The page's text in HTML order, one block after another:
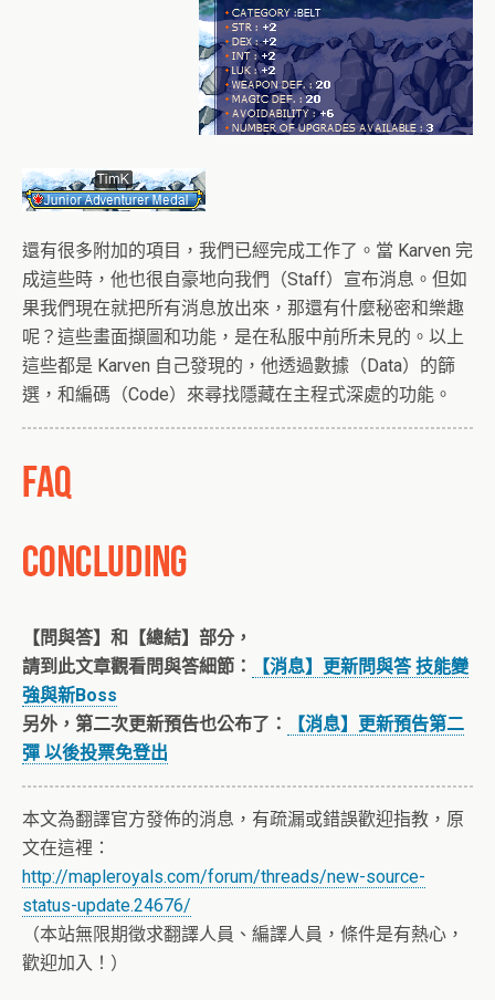
還有很多附加的項目，我們已經完成工作了。當 Karven 完
成這些時，他也很自豪地向我們（Staff）宣布消息。但如
果我們現在就把所有消息放出來，那還有什麼秘密和樂趣
呢？這些畫面擷圖和功能，是在私服中前所未見的。以上
這些都是 Karven 自己發現的，他透過數據（Data）的篩
選，和編碼（Code）來尋找隱藏在主程式深處的功能。
【問與答】和【總結】部分，
請到此文章觀看問與答細節：
【消息】更新問與答 技能變
強與新Boss
另外，第二次更新預告也公布了：
【消息】更新預告第二
彈 以後投票免登出
本文為翻譯官方發佈的消息，有疏漏或錯誤歡迎指教，原
文在這裡：
http://mapleroyals.com/forum/threads/new-source-
status-update.24676/
（本站無限期徵求翻譯人員、編譯人員，條件是有熱心，
歡迎加入！）